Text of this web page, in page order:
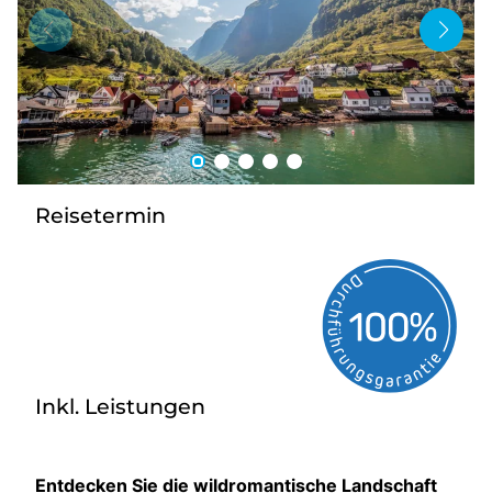
Service
Kontakt
Reisetermin
Inkl. Leistungen
Entdecken Sie die wildromantische Landschaft